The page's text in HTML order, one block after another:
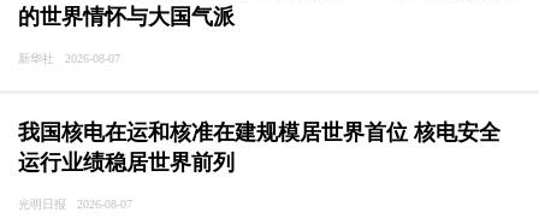
的世界情怀与大国气派
新华社 2026-08-07
我国核电在运和核准在建规模居世界首位 核电安全
运行业绩稳居世界前列
光明日报 2026-08-07